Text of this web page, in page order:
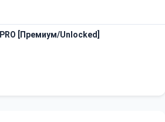
[Премиум/Unlocked]